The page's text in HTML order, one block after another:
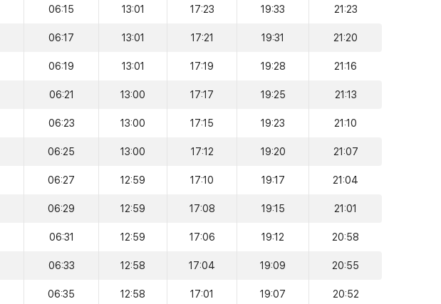
06:15 13:01 17:23 19:33 21:23
06:17 13:01 17:21 19:31 21:20
06:19 13:01 17:19 19:28 21:16
06:21 13:00 17:17 19:25 21:13
06:23 13:00 17:15 19:23 21:10
06:25 13:00 17:12 19:20 21:07
06:27 12:59 17:10 19:17 21:04
06:29 12:59 17:08 19:15 21:01
06:31 12:59 17:06 19:12 20:58
06:33 12:58 17:04 19:09 20:55
06:35 12:58 17:01 19:07 20:52